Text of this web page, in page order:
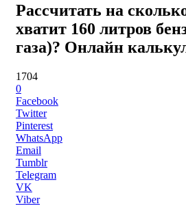
Рассчитать на
хватит 160 литров
газа)? Онлайн
1704
0
Facebook
Twitter
Pinterest
WhatsApp
Email
Tumblr
Telegram
VK
Viber